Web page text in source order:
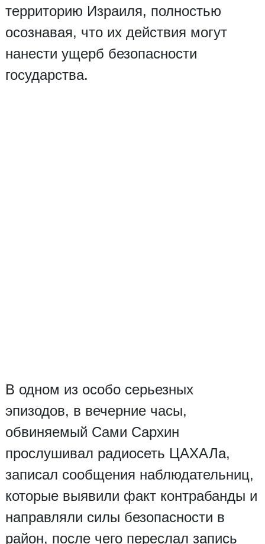
территорию Израиля, полностью
осознавая, что их действия могут
нанести ущерб безопасности
государства.
В одном из особо серьезных
эпизодов, в вечерние часы,
обвиняемый Сами Сархин
прослушивал радиосеть ЦАХАЛа,
записал сообщения наблюдательниц,
которые выявили факт контрабанды и
направляли силы безопасности в
район, после чего переслал запись